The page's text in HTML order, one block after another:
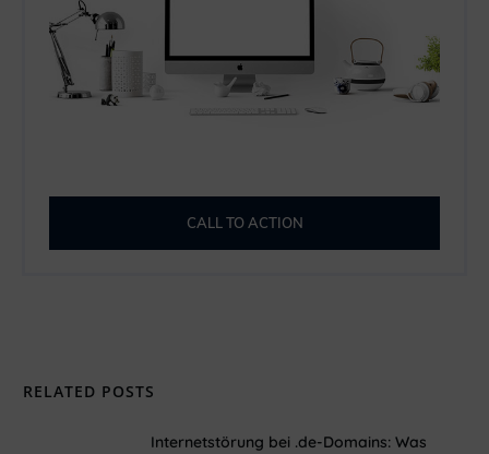
CALL TO ACTION
RELATED POSTS
Internetstörung bei .de-Domains: Was